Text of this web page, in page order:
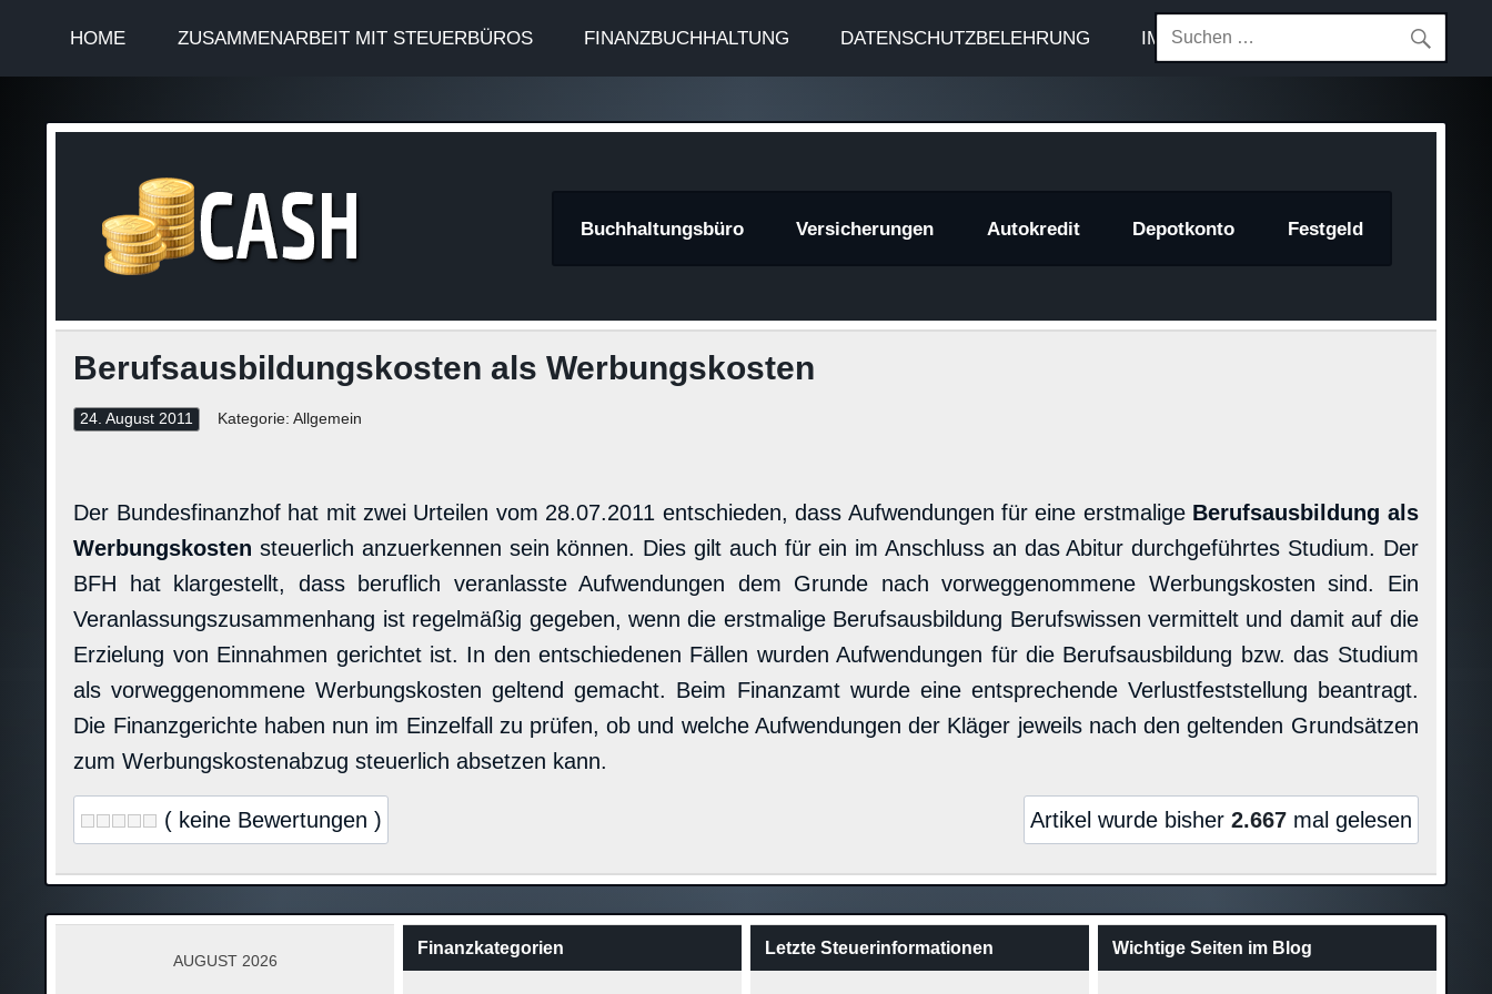
HOME ZUSAMMENARBEIT MIT STEUERBÜROS FINANZBUCHHALTUNG DATENSCHUTZBELEHRUNG IMPRESSUM
Buchhaltungsbüro Versicherungen Autokredit Depotkonto Festgeld
Berufsausbildungskosten als Werbungskosten
24. August 2011 Kategorie: Allgemein
Der Bundesfinanzhof hat mit zwei Urteilen vom 28.07.2011 entschieden, dass Aufwendungen für eine erstmalige Berufsausbildung als
Werbungskosten steuerlich anzuerkennen sein können. Dies gilt auch für ein im Anschluss an das Abitur durchgeführtes Studium. Der
BFH hat klargestellt, dass beruflich veranlasste Aufwendungen dem Grunde nach vorweggenommene Werbungskosten sind. Ein
Veranlassungszusammenhang ist regelmäßig gegeben, wenn die erstmalige Berufsausbildung Berufswissen vermittelt und damit auf die
Erzielung von Einnahmen gerichtet ist. In den entschiedenen Fällen wurden Aufwendungen für die Berufsausbildung bzw. das Studium
als vorweggenommene Werbungskosten geltend gemacht. Beim Finanzamt wurde eine entsprechende Verlustfeststellung beantragt.
Die Finanzgerichte haben nun im Einzelfall zu prüfen, ob und welche Aufwendungen der Kläger jeweils nach den geltenden Grundsätzen
zum Werbungskostenabzug steuerlich absetzen kann.
( keine Bewertungen ) Artikel wurde bisher 2.667mal gelesen
AUGUST 2026
Finanzkategorien Letzte Steuerinformationen Wichtige Seiten im Blog